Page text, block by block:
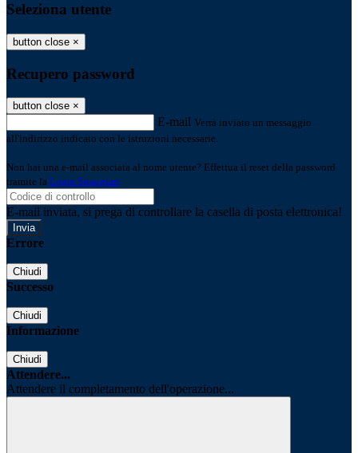
Seleziona utente
button close ×
Recupero password
button close ×
E-mail Verrà inviato un messaggio
all'indirizzo indicato con le istruzioni necessarie.
Non hai una e-mail associata al nome utente? Effettua il reset della password
tramite la Login Spaggiari
E-mail inviata, si prega di controllare la casella di posta elettronica!
Errore
Chiudi
Successo
Chiudi
Informazione
Chiudi
Attendere...
Attendere il completamento dell'operazione...